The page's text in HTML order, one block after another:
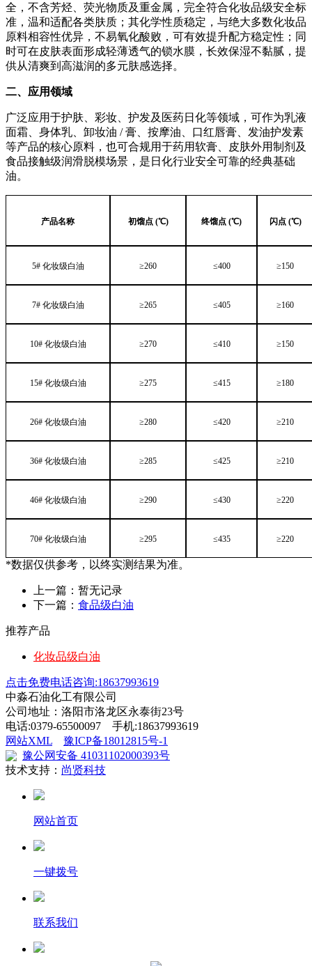
全，不含芳烃、荧光物质及重金属，完全符合化妆品级安全标
准，温和适配各类肤质；其化学性质稳定，与绝大多数化妆品
原料相容性优异，不易氧化酸败，可有效提升配方稳定性；同
时可在皮肤表面形成轻薄透气的锁水膜，长效保湿不黏腻，提
供从清爽到高滋润的多元肤感选择。
二、应用领域
广泛应用于护肤、彩妆、护发及医药日化等领域，可作为乳液
面霜、身体乳、卸妆油 / 膏、按摩油、口红唇膏、发油护发素
等产品的核心原料，也可合规用于药用软膏、皮肤外用制剂及
食品接触级润滑脱模场景，是日化行业安全可靠的经典基础
油。
产品名称 初馏点 (℃) 终馏点 (℃) 闪点 (℃)
5# 化妆级白油 ≥260 ≤400 ≥150
7# 化妆级白油 ≥265 ≤405 ≥160
10# 化妆级白油 ≥270 ≤410 ≥150
15# 化妆级白油 ≥275 ≤415 ≥180
26# 化妆级白油 ≥280 ≤420 ≥210
36# 化妆级白油 ≥285 ≤425 ≥210
46# 化妆级白油 ≥290 ≤430 ≥220
70# 化妆级白油 ≥295 ≤435 ≥220
*数据仅供参考，以终实测结果为准。
上一篇：暂无记录
下一篇： 食品级白油
推荐产品
化妆品级白油
点击免费电话咨询:18637993619
中淼石油化工有限公司
公司地址：洛阳市洛龙区永泰街23号
电话:0379-65500097 手机:18637993619
网站XML
豫ICP备18012815号-1
豫公网安备 41031102000393号
技术支持： 尚贤科技
网站首页
一键拨号
联系我们